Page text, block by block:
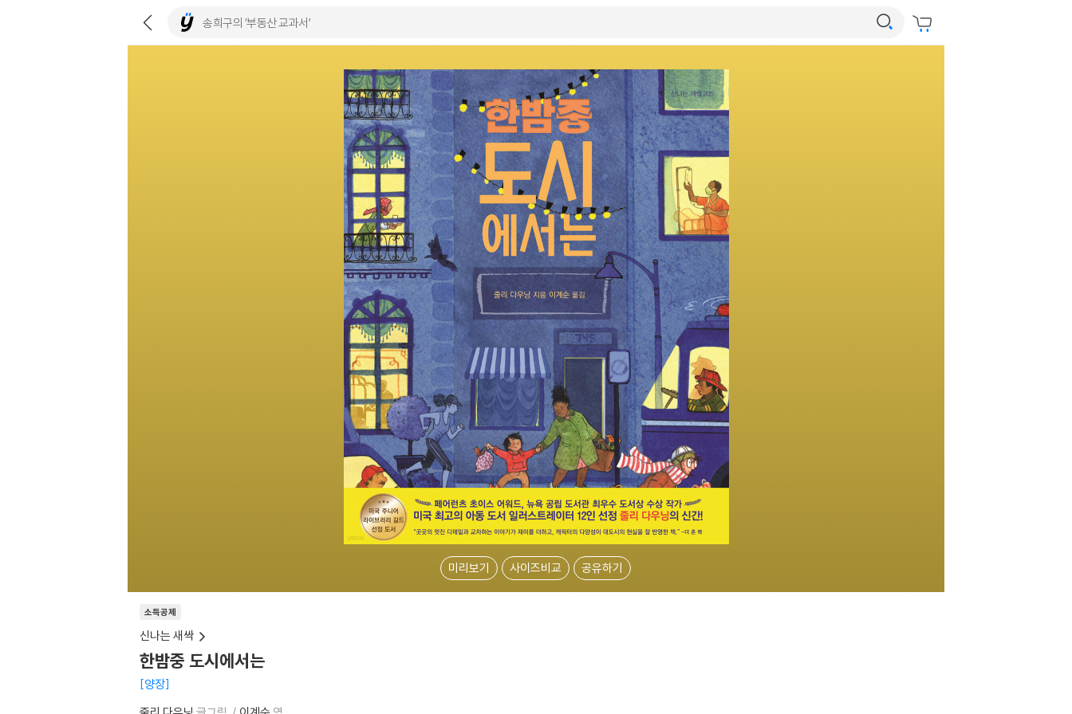
미리보기 사이즈비교 공유하기
소득공제
신나는 새싹
한밤중 도시에서는
양장